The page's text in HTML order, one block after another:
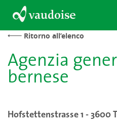
Ritorno all’elenco
Agenzia
bernese
Hofstettenstrasse 1 - 3600